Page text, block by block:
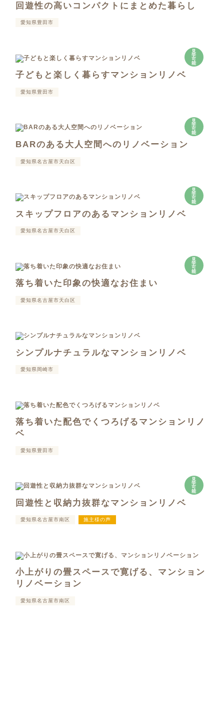
回遊性の高いコンパクトにまとめた暮らし
愛知県豊田市
見
学
可
能
子どもと楽しく暮らすマンションリノベ
愛知県豊田市
見
学
可
能
BARのある大人空間へのリノベーション
愛知県名古屋市天白区
見
学
可
能
スキップフロアのあるマンションリノベ
愛知県名古屋市天白区
見
学
可
能
落ち着いた印象の快適なお住まい
愛知県名古屋市天白区
シンプルナチュラルなマンションリノベ
愛知県岡崎市
落ち着いた配色でくつろげるマンションリノ
ベ
愛知県豊田市
見
学
可
能
回遊性と収納力抜群なマンションリノベ
愛知県名古屋市南区 施主様の声
小上がりの畳スペースで寛げる、マンション
リノベーション
愛知県名古屋市南区